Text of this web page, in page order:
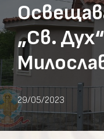
„Св.
29/05/2023